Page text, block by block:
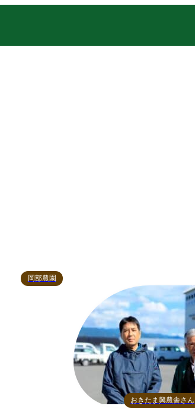
岡部農園
おきたま興農舎さん